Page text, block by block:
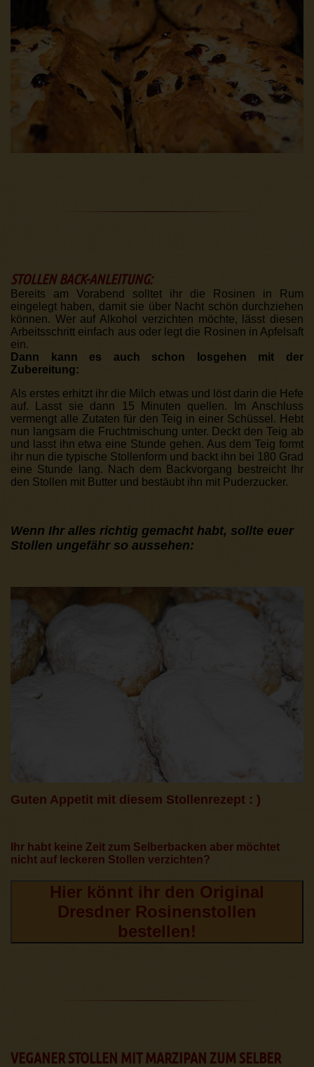
STOLLEN BACK-ANLEITUNG:
Bereits am Vorabend solltet ihr die Rosinen in Rum
eingelegt haben, damit sie über Nacht schön durchziehen
können. Wer auf Alkohol verzichten möchte, lässt diesen
Arbeitsschritt einfach aus oder legt die Rosinen in Apfelsaft
ein.
Dann kann es auch schon losgehen mit der
Zubereitung:
Als erstes erhitzt ihr die Milch etwas und löst darin die Hefe
auf. Lasst sie dann 15 Minuten quellen. Im Anschluss
vermengt alle Zutaten für den Teig in einer Schüssel. Hebt
nun langsam die Fruchtmischung unter. Deckt den Teig ab
und lasst ihn etwa eine Stunde gehen. Aus dem Teig formt
ihr nun die typische Stollenform und backt ihn bei 180 Grad
eine Stunde lang. Nach dem Backvorgang bestreicht Ihr
den Stollen mit Butter und bestäubt ihn mit Puderzucker.
Wenn Ihr alles richtig gemacht habt, sollte euer
Stollen ungefähr so aussehen:
Guten Appetit mit diesem Stollenrezept : )
Ihr habt keine Zeit zum Selberbacken aber möchtet
nicht auf leckeren Stollen verzichten?
Hier könnt ihr den Original
Dresdner Rosinenstollen
bestellen!
VEGANER STOLLEN MIT MARZIPAN ZUM SELBER